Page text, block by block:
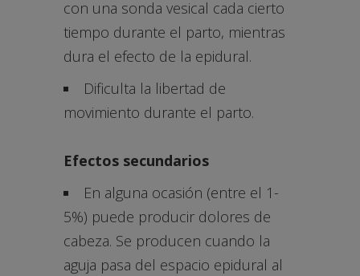
con una sonda vesical cada cierto
tiempo durante el parto, mientras
dura el efecto de la epidural.
Dificulta la libertad de
movimiento durante el parto.
Efectos secundarios
En alguna ocasión (entre el 1-
5%) puede producir dolores de
cabeza. Se producen cuando la
aguja pasa del espacio epidural al